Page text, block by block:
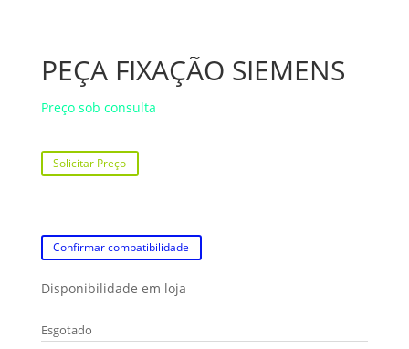
PEÇA FIXAÇÃO SIEMENS
Preço sob consulta
Solicitar Preço
Confirmar compatibilidade
Disponibilidade em loja
Esgotado